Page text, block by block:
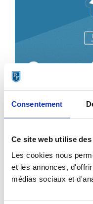
Consentement
Ce site web utilise
Les cookies nous
et les annonces,
médias sociaux et
Les fichiers envoyés
téléchargeables et
ce délai, ils sont